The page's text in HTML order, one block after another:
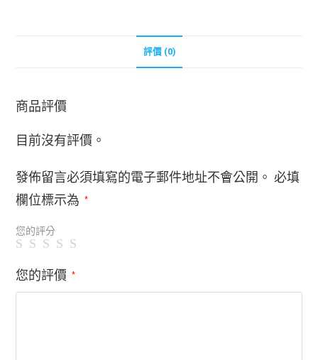
評價 (0)
商品評價
目前沒有評價。
發佈留言必須填寫的電子郵件地址不會公開。 必填
欄位標示為
*
您的評分
您的評價 *